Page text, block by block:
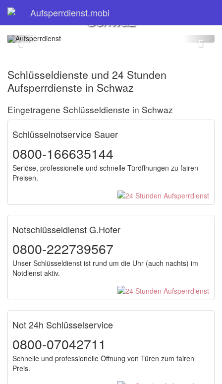
Aufsperrdienst.mobi
Schlüsseldienst
Schwaz
Schlüsseldienste und 24 Stunden
Aufsperrdienste in Schwaz
Eingetragene Schlüsseldienste in Schwaz
Schlüsselnotservice Sauer
0800-166635144
Seriöse, professionelle und schnelle Türöffnungen zu fairen
Preisen.
Notschlüsseldienst G.Hofer
0800-222739567
Unser Schlüsseldienst ist rund um die Uhr (auch nachts) im
Notdienst aktiv.
Not 24h Schlüsselservice
0800-07042711
Schnelle und professionelle Öffnung von Türen zum fairen
Preis.